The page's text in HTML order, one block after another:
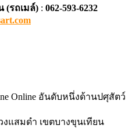
(รถเมล์) : 062-593-6232
Online อันดับหนึ่งด้านปศุสัตว์
งแสมดำ เขตบางขุนเทียน